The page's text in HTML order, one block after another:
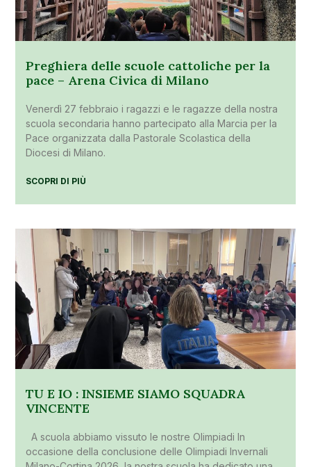
Preghiera delle scuole cattoliche per la
pace – Arena Civica di Milano
Venerdì 27 febbraio i ragazzi e le ragazze della nostra
scuola secondaria hanno partecipato alla Marcia per la
Pace organizzata dalla Pastorale Scolastica della
Diocesi di Milano.
SCOPRI DI PIÙ
TU E IO : INSIEME SIAMO SQUADRA
VINCENTE
A scuola abbiamo vissuto le nostre Olimpiadi In
occasione della conclusione delle Olimpiadi Invernali